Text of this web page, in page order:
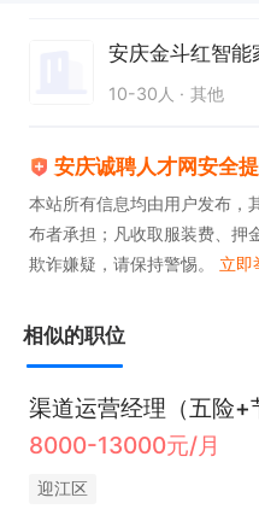
安庆金斗红智能
10-30人 其他
安庆诚聘人才网安全
本站所有信息均由用户发布，
布者承担；凡收取服装费、押
欺诈嫌疑，请保持警惕。 立即
相似的职位
渠道运营经理（五险+
8000-13000元/月
迎江区